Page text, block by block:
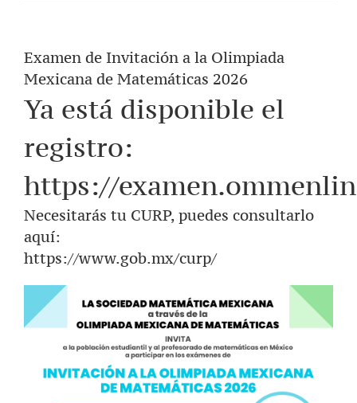
Examen de Invitación a la Olimpiada
Mexicana de Matemáticas 2026
Ya está disponible el
registro:
https://
Necesitarás tu CURP, puedes consultarlo
aquí:
https://www.gob.mx/curp/